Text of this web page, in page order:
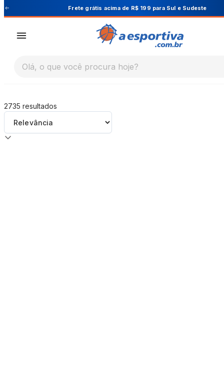
A Esportiva Frete grátis acima de R$ 199 para Sul e Sudeste
Olá, o que você procura hoje?
2735 resultados